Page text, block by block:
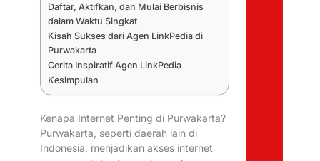
Daftar, Aktifkan, dan Mulai Berbisnis
dalam Waktu Singkat
Kisah Sukses dari Agen LinkPedia di
Purwakarta
Cerita Inspiratif Agen LinkPedia
Kesimpulan
Kenapa Internet Penting di Purwakarta?
Purwakarta, seperti daerah lain di
Indonesia, menjadikan akses internet